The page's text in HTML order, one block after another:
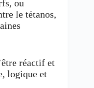
ou
le tétanos,
réactif et
logique et